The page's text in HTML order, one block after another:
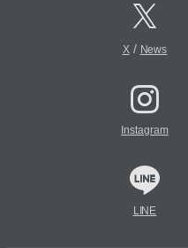
X/ News
Instagram
LINE